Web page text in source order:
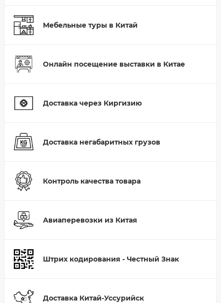
Мебельные туры в Китай
Онлайн посещение выставки в Китае
Доставка через Киргизию
Доставка негабаритных грузов
Контроль качества товара
Авиаперевозки из Китая
Штрих кодирования - Честный Знак
Доставка Китай-Уссурийск